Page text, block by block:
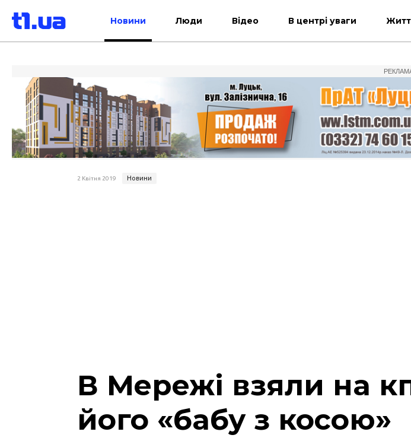
Новини Люди Відео В центрі уваги
2 Квітня 2019 Новини
В Мережі взяли на
його «бабу з косою»